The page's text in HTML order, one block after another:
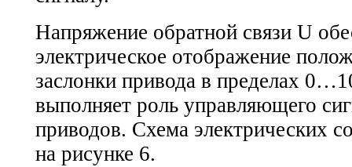
Напряжение обратной связи U
электрическое отображение
заслонки привода в пределах
выполняет роль управляющего
приводов. Схема электрических
на рисунке 6.